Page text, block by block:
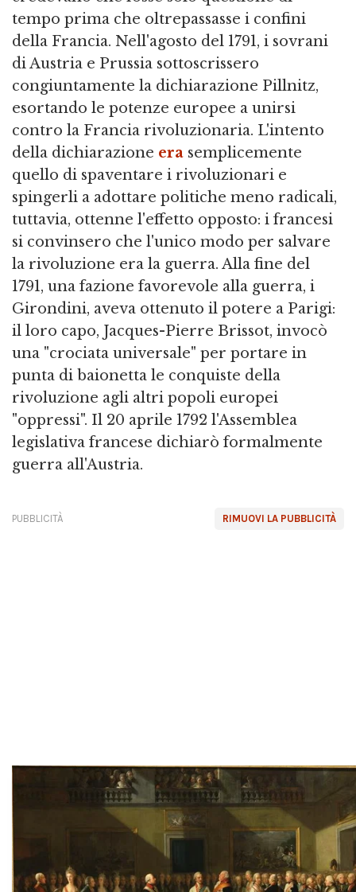
tempo prima che oltrepassasse i confini
della Francia. Nell'agosto del 1791, i sovrani
di Austria e Prussia sottoscrissero
congiuntamente la dichiarazione Pillnitz,
esortando le potenze europee a unirsi
contro la Francia rivoluzionaria. L'intento
della dichiarazione era semplicemente
quello di spaventare i rivoluzionari e
spingerli a adottare politiche meno radicali,
tuttavia, ottenne l'effetto opposto: i francesi
si convinsero che l'unico modo per salvare
la rivoluzione era la guerra. Alla fine del
1791, una fazione favorevole alla guerra, i
Girondini, aveva ottenuto il potere a Parigi:
il loro capo, Jacques-Pierre Brissot, invocò
una "crociata universale" per portare in
punta di baionetta le conquiste della
rivoluzione agli altri popoli europei
"oppressi". Il 20 aprile 1792 l'Assemblea
legislativa francese dichiarò formalmente
guerra all'Austria.
RIMUOVI LA PUBBLICITÀ
PUBBLICITÀ